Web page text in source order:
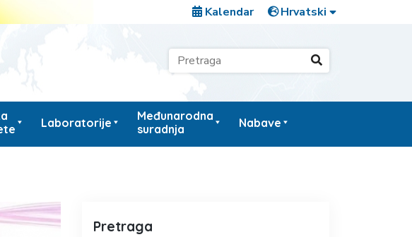
Kalendar
Laboratorije
Međunarodna
suradnja
Nabave
Pretraga